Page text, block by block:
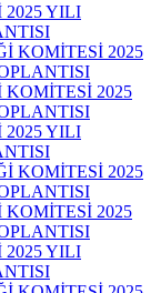
2025 YILI
KOMİTESİ 2025
2025
2025 YILI
KOMİTESİ 2025
2025
2025 YILI